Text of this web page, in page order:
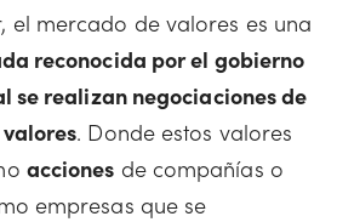
el mercado de valores es una
reconocida por el gobierno
se realizan negociaciones de
. Donde estos valores
acciones de compañías o
empresas que se